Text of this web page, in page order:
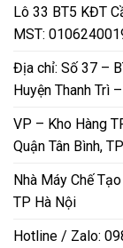
Lô 33 BT5 KĐT
MST:
Địa chỉ: Số 37 –
Huyện Thanh Trì
VP – Kho Hàng
Quận Tân Bình,
Nhà Máy Chế
TP Hà Nội
Hotline / Zalo: